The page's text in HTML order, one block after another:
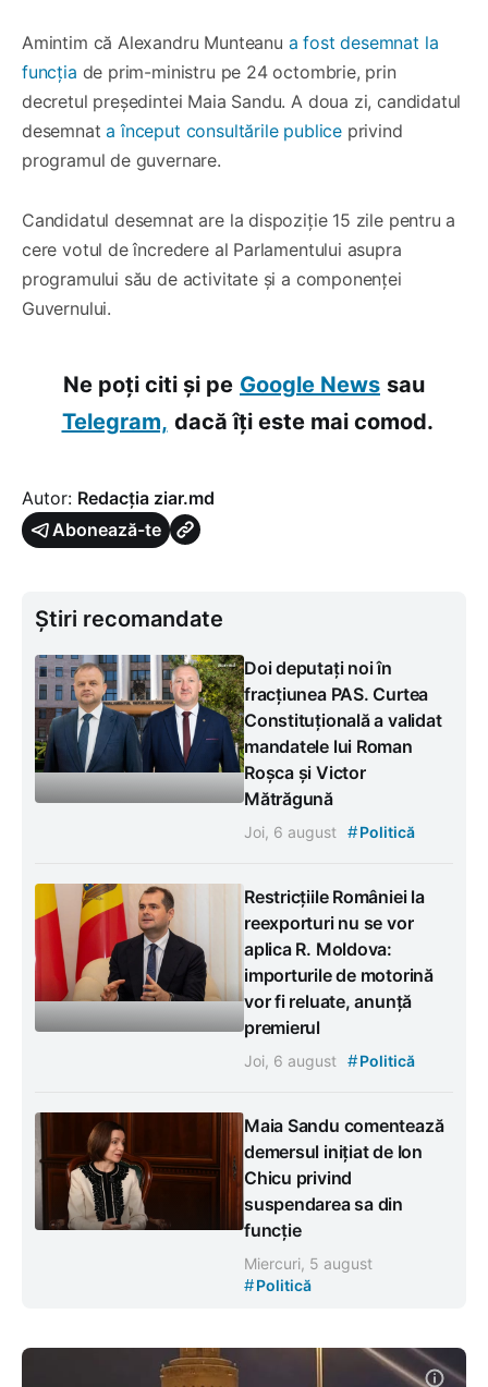
Amintim că Alexandru Munteanu a fost desemnat la
funcția de prim-ministru pe 24 octombrie, prin
decretul președintei Maia Sandu. A doua zi, candidatul
desemnata început consultările publice privind
programul de guvernare.
Candidatul desemnat are la dispoziție 15 zile pentru a
cere votul de încredere al Parlamentului asupra
programului său de activitate și a componenței
Guvernului.
Ne poți citi și pe Google News sau
Telegram, dacă îți este mai comod.
Autor: Redacția ziar.md
Abonează-te
Știri recomandate
Doi deputați noi în
fracțiunea PAS. Curtea
Constituțională a validat
mandatele lui Roman
Roșca și Victor
Mătrăgună
Joi, 6 august #Politică
Restricțiile României la
reexporturi nu se vor
aplica R. Moldova:
importurile de motorină
vor fi reluate, anunță
premierul
Joi, 6 august #Politică
Maia Sandu comentează
demersul inițiat de Ion
Chicu privind
suspendarea sa din
funcție
Miercuri, 5 august
#Politică